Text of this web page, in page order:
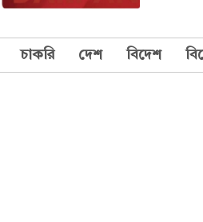
চাকরি দেশ বিদেশ